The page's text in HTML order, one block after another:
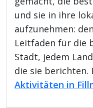
und sie in ihre
aufzunehmen:
Leitfaden für die
Stadt, jedem
die sie berichten.
Aktivitäten in